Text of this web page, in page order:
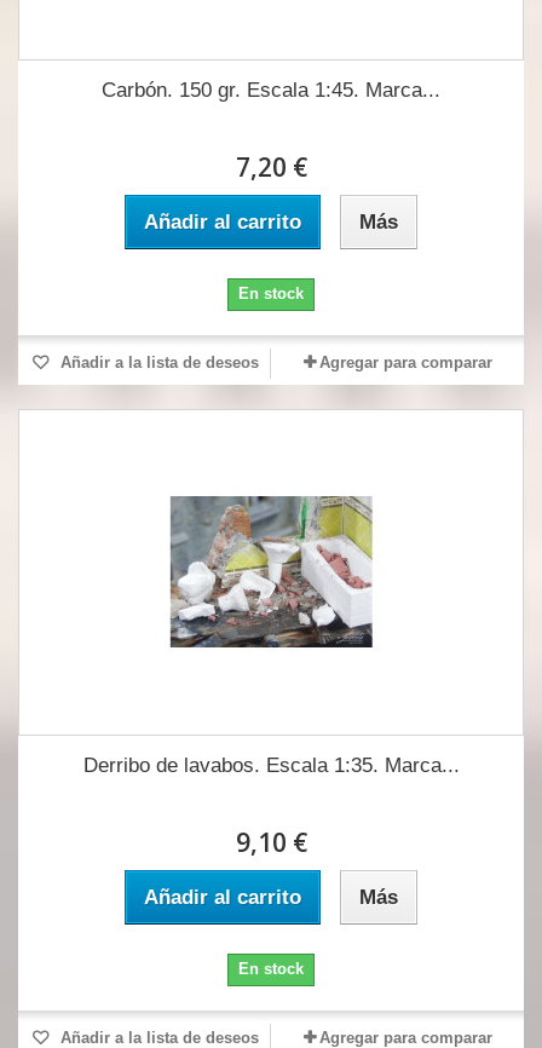
Carbón. 150 gr. Escala 1:45. Marca...
7,20 €
Añadir al carrito Más
En stock
Añadir a la lista de deseos Agregar para comparar
Derribo de lavabos. Escala 1:35. Marca...
9,10 €
Añadir al carrito Más
En stock
Añadir a la lista de deseos Agregar para comparar